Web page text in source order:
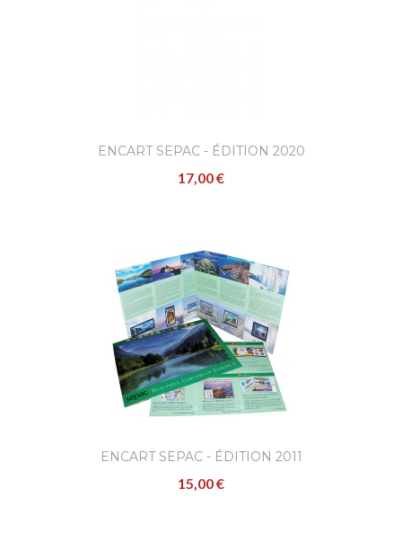
ENCART SEPAC - ÉDITION 2020
17,00 €
ENCART SEPAC - ÉDITION 2011
15,00 €